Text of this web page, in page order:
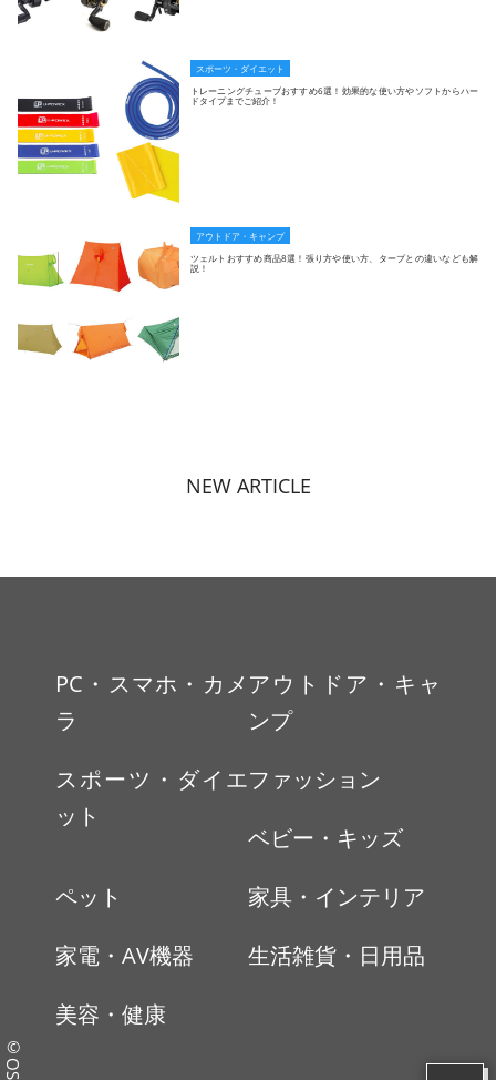
スポーツ・ダイエット
トレーニングチューブおすすめ6選！効果的な使い方やソフトからハー
ドタイプまでご紹介！
アウトドア・キャンプ
ツェルトおすすめ商品8選！張り方や使い方、タープとの違いなども解
説！
NEW ARTICLE
PC・スマホ・カメ
ラ
アウトドア・キャ
ンプ
スポーツ・ダイエ
ット
ファッション
ベビー・キッズ
ペット
家具・インテリア
家電・AV機器
生活雑貨・日用品
美容・健康